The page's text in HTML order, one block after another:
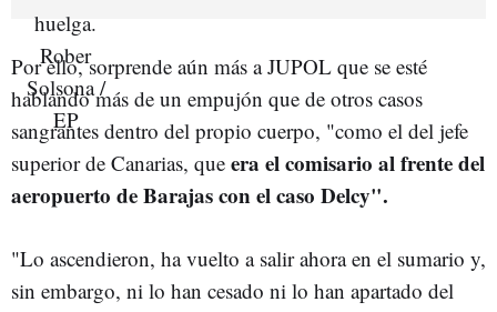
Por ello, sorprende aún más a JUPOL que se esté
hablando más de un empujón que de otros casos
sangrantes dentro del propio cuerpo, "como el del jefe
superior de Canarias, que era el comisario al frente del
aeropuerto de Barajas con el caso Delcy".
"Lo ascendieron, ha vuelto a salir ahora en el sumario y,
sin embargo, ni lo han cesado ni lo han apartado del